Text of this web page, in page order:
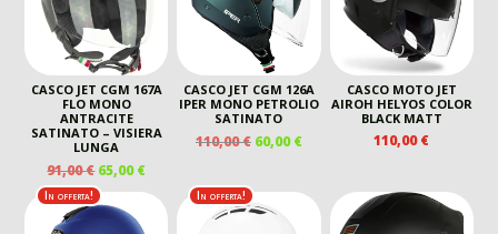
CASCO JET CGM 167A
FLO MONO
ANTRACITE
SATINATO – VISIERA
LUNGA
91,00€ IL
PREZZO
ORIGINALE
ERA:
65,00€IL
PREZZO
ATTUALE
CASCO JET CGM 126A
IPER MONO PETROLIO
SATINATO
110,00€ IL
110,00 €.
60,00€IL
È:
60,00 €.
CASCO MOTO JET
AIROH HELYOS COLOR
BLACK MATT
110,00€
In offerta! In offerta!